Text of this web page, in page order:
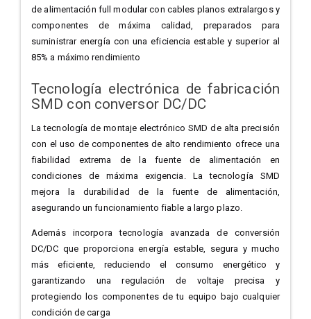
de alimentación full modular con cables planos extralargos y
componentes de máxima calidad, preparados para
suministrar energía con una eficiencia estable y superior al
85% a máximo rendimiento
Tecnología electrónica de fabricación
SMD con conversor DC/DC
La tecnología de montaje electrónico SMD de alta precisión
con el uso de componentes de alto rendimiento ofrece una
fiabilidad extrema de la fuente de alimentación en
condiciones de máxima exigencia. La tecnología SMD
mejora la durabilidad de la fuente de alimentación,
asegurando un funcionamiento fiable a largo plazo.
Además incorpora tecnología avanzada de conversión
DC/DC que proporciona energía estable, segura y mucho
más eficiente, reduciendo el consumo energético y
garantizando una regulación de voltaje precisa y
protegiendo los componentes de tu equipo bajo cualquier
condición de carga